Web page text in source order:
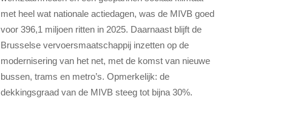
met heel wat nationale actiedagen, was de MIVB goed
voor 396,1 miljoen ritten in 2025. Daarnaast blijft de
Brusselse vervoersmaatschappij inzetten op de
modernisering van het net, met de komst van nieuwe
bussen, trams en metro’s. Opmerkelijk: de
dekkingsgraad van de MIVB steeg tot bijna 30%.